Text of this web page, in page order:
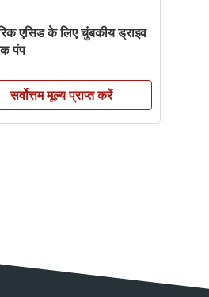
एसिड के लिए चुंबकीय ड्राइव
पंप
सर्वोत्तम मूल्य प्राप्त करें